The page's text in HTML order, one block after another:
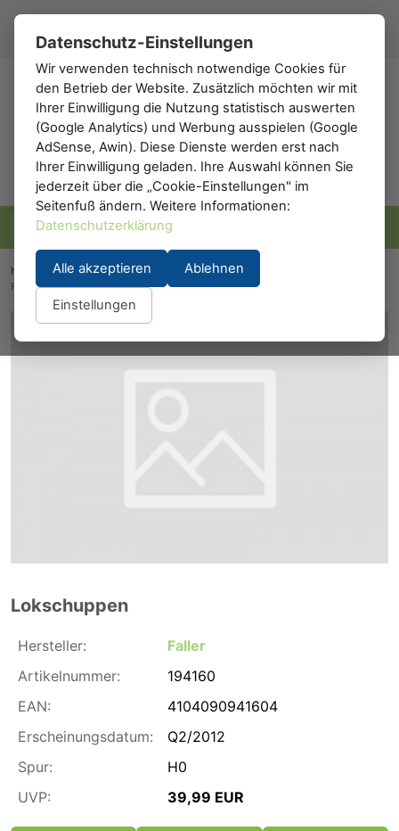
h0 .de
h0.eu Gebäude / Bahngebäude / Lokschuppen & BW
Faller 194160: Lokschuppen
Lokschuppen
Hersteller:
Faller
Artikelnummer:
194160
EAN:
4104090941604
Erscheinungsdatum:
Q2/2012
Spur:
H0
UVP:
39,99 EUR
Datenschutz-Einstellungen
Wir verwenden technisch notwendige Cookies für
den Betrieb der Website. Zusätzlich möchten wir mit
Ihrer Einwilligung die Nutzung statistisch auswerten
(Google Analytics) und Werbung ausspielen (Google
AdSense, Awin). Diese Dienste werden erst nach
Ihrer Einwilligung geladen. Ihre Auswahl können Sie
jederzeit über die „Cookie-Einstellungen" im
Seitenfuß ändern. Weitere Informationen:
Datenschutzerklärung
Alle akzeptieren Ablehnen
Einstellungen